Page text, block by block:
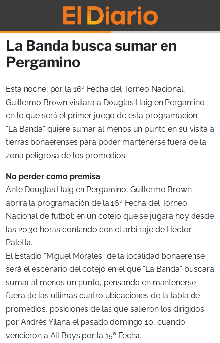
La Banda busca sumar en
Pergamino
Esta noche, por la 16ª Fecha del Torneo Nacional,
Guillermo Brown visitarà a Douglas Haig en Pergamino
en lo que será el primer juego de esta programación.
“La Banda” quiere sumar al menos un punto en su visita a
tierras bonaerenses para poder mantenerse fuera de la
zona peligrosa de los promedios.
No perder como premisa
Ante Douglas Haig en Pergamino, Guillermo Brown
abrirá la programación de la 16ª Fecha del Torneo
Nacional de futbol; en un cotejo que se jugará hoy desde
las 20:30 horas contando con el arbitraje de Héctor
Paletta.
El Estadio “Miguel Morales” de la localidad bonaerense
será el escenario del cotejo en el que “La Banda” buscará
sumar al menos un punto, pensando en mantenerse
fuera de las ultimas cuatro ubicaciones de la tabla de
promedios, posiciones de las que salieron los dirigidos
por Andrés Yllana el pasado domingo 10, cuando
vencieron a All Boys por la 15ª Fecha.